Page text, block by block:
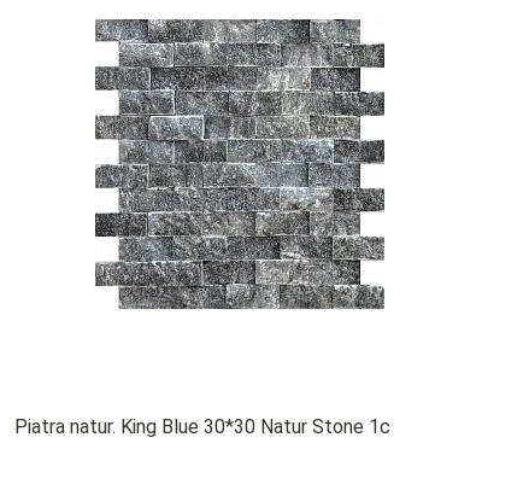
Piatra natur. King Blue 30*30 Natur Stone 1c